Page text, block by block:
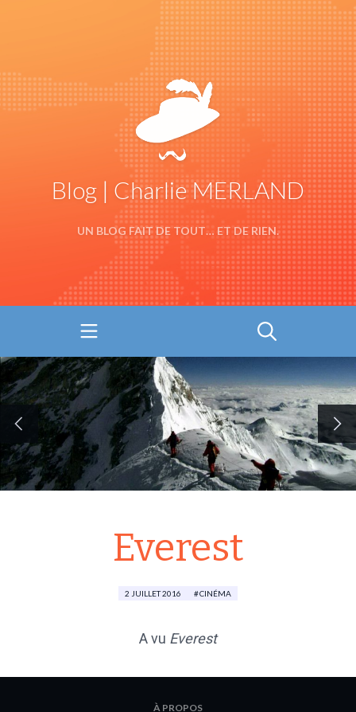
Blog | Charlie MERLAND
UN BLOG FAIT DE TOUT… ET DE RIEN.
Everest
2 JUILLET 2016 CINÉMA
A vu Everest
À PROPOS